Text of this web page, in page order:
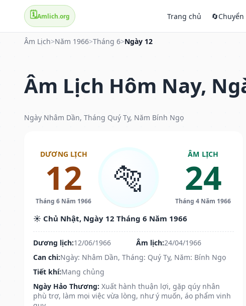
🗓️Amlich.org Trang chủ 🔄
Âm Lịch>Năm 1966>Tháng 6>Ngày 12
Âm Lịch Hôm Nay,
Ngày Nhâm Dần, Tháng Quý Tỵ, Năm Bính Ngọ
DƯƠNG LỊCH
12
Tháng 6 Năm 1966
🐅
ÂM LỊCH
24
Tháng 4 Năm 1966
☀️ Chủ Nhật, Ngày 12 Tháng 6 Năm 1966
Dương lịch:12/06/1966 Âm lịch:24/04/1966
Can chi:Ngày: Nhâm Dần, Tháng: Quý Tỵ, Năm: Bính Ngọ
Tiết khí:Mang chủng
Ngày Hảo Thương: Xuất hành thuận lợi, gặp qúy nhân
phù trợ, làm mọi việc vừa lòng, như ý muốn, áo phẩm vinh